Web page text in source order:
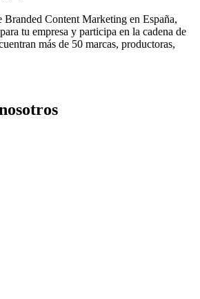
Branded Content Marketing en España,
tu empresa y participa en la cadena de
más de 50 marcas, productoras,